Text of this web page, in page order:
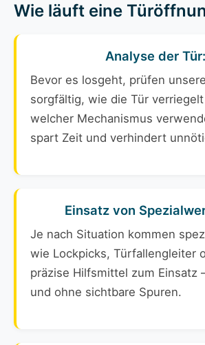
Wie läuft eine
Analyse der Tür:
Bevor es losgeht, prüfen
sorgfältig, wie die Tür
welcher Mechanismus
spart Zeit und verhindert
Einsatz von
Je nach Situation kommen
wie Lockpicks, Türfallengleiter
präzise Hilfsmittel zum Einsatz
und ohne sichtbare Spuren.